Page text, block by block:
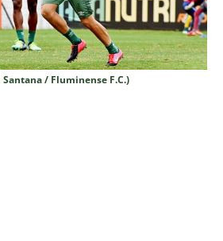
/ Fluminense F.C.)